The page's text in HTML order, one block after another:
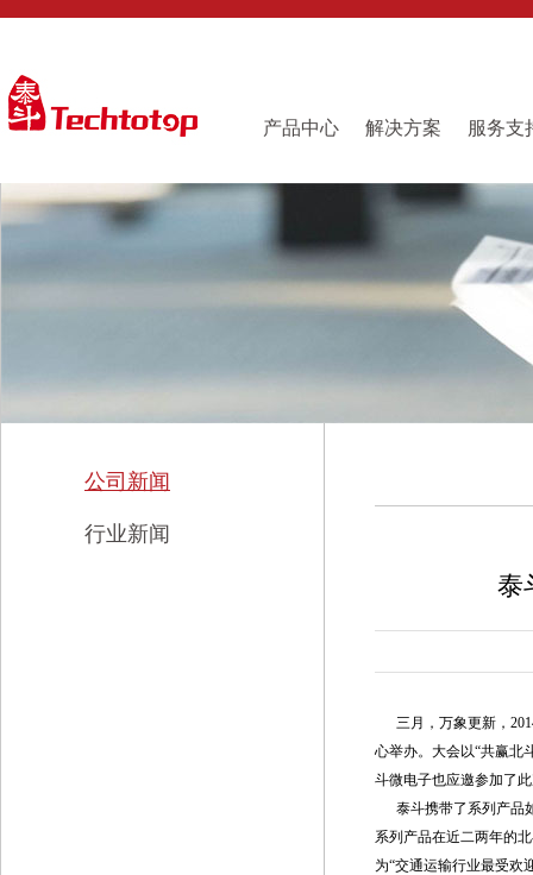
产品中心 解决方案 服务支
公司新闻
行业新闻
泰
三月，万象更新，
心举办。大会以“共赢北
斗微电子也应邀参加了
泰斗携带了系列产品
系列产品在近二两年的
为“交通运输行业最受欢